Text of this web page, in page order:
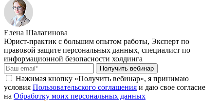
Елена Шалагинова
Юрист-практик с большим опытом работы, Эксперт по
правовой защите персональных данных, специалист по
информационной безопасности холдинга
Получить вебинар
Нажимая кнопку «Получить вебинар», я принимаю
условия Пользовательского соглашения и даю свое согласие
на Обработку моих персональных данных